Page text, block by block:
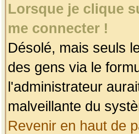
Lorsque je clique
me connecter !
Désolé, mais seuls
des gens via le
l'administrateur
malveillante du
Revenir en haut de